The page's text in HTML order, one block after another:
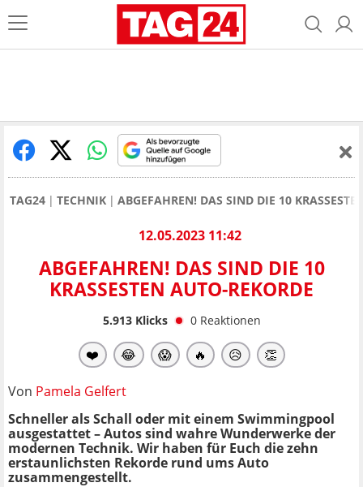
TAG24 TECHNIK ABGEFAHREN! DAS SIND DIE 10
12.05.2023 11:42
ABGEFAHREN! DAS SIND DIE 10
KRASSESTEN AUTO-REKORDE
5.913Klicks 0 Reaktionen
❤️ 😂 😱 🔥 😥 👏
Von Pamela Gelfert
Schneller als Schall oder mit einem Swimmingpool
ausgestattet – Autos sind wahre Wunderwerke der
modernen Technik. Wir haben für Euch die zehn
erstaunlichsten Rekorde rund ums Auto
zusammengestellt.